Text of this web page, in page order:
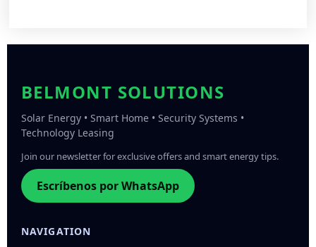
BELMONT SOLUTIONS
Solar Energy • Smart Home • Security Systems •
Technology Leasing
Join our newsletter for exclusive offers and smart energy tips.
Escríbenos por WhatsApp
NAVIGATION